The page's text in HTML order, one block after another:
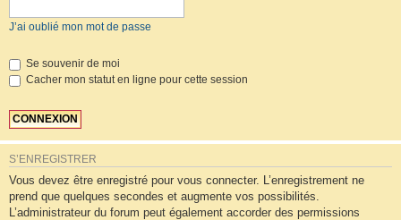
J’ai oublié mon mot de passe
Se souvenir de moi
Cacher mon statut en ligne pour cette session
S’ENREGISTRER
Vous devez être enregistré pour vous connecter. L’enregistrement ne
prend que quelques secondes et augmente vos possibilités.
L’administrateur du forum peut également accorder des permissions